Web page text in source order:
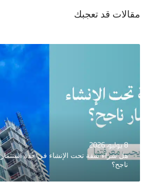
مقالات قد تعجبك
8 يوليو، 2026
هل شراء شقة تحت الإنشاء في جدة استثمار
ناجح؟